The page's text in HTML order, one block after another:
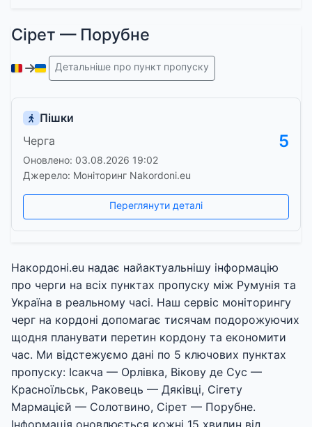
Сірет — Порубне
Детальніше про пункт пропуску
Пішки
Черга
5
Оновлено: 03.08.2026 19:02
Джерело: Моніторинг Nakordoni.eu
Переглянути деталі
Накордоні.eu надає найактуальнішу інформацію
про черги на всіх пунктах пропуску між Румунія та
Україна в реальному часі. Наш сервіс моніторингу
черг на кордоні допомагає тисячам подорожуючих
щодня планувати перетин кордону та економити
час. Ми відстежуємо дані по 5 ключових пунктах
пропуску: Ісакча — Орлівка, Вікову де Сус —
Красноїльськ, Раковець — Дяківці, Сігету
Мармацієй — Солотвино, Сірет — Порубне.
Інформація оновлюється кожні 15 хвилин від